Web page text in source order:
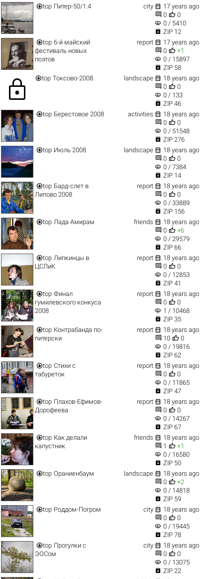
top Питер-50/1.4 city  17 years ago
 0  0
visibility 0 / 5410
 ZIP 12
top 6-й майский
фестиваль новых
поэтов
report  17 years ago
 0  +1
visibility 0 / 15897
 ZIP 58
lock top Токсово-2008 landscape  18 years ago
 0  0
visibility 0 / 133
 ZIP 46
top Берестовое 2008 activities  18 years ago
 0  0
visibility 0 / 51548
 ZIP 276
top Июль 2008 landscape  18 years ago
 0  0
visibility 0 / 7384
 ZIP 14
top Бард-слет в
Липово 2008
report  18 years ago
 0  0
visibility 0 / 33889
 ZIP 156
top Лада Амирам friends  18 years ago
 0  +6
visibility 0 / 29579
 ZIP 66
top Липкинцы в
ЦСЛиК
report  18 years ago
 0  0
visibility 0 / 12853
 ZIP 41
top Финал
гумилевского конкуса
2008
report  18 years ago
 0  0
visibility 1 / 10468
 ZIP 35
top Контрабанда по-
питерски
report  18 years ago
 10  0
visibility 0 / 19816
 ZIP 62
top Стихи с
табуреток
report  18 years ago
 0  0
visibility 0 / 11865
 ZIP 47
top Плахов-Ефимов-
Дорофеева
report  18 years ago
 0  0
visibility 0 / 14267
 ZIP 67
top Как делали
капустник
friends  18 years ago
 1  +1
visibility 0 / 16580
 ZIP 50
top Ораниенбаум landscape  18 years ago
 0  +2
visibility 0 / 14818
 ZIP 59
top Роддом-Погром city  18 years ago
 0  0
visibility 0 / 19445
 ZIP 78
top Прогулки с
ЭОСом
city  18 years ago
 0  0
visibility 0 / 13075
 ZIP 22